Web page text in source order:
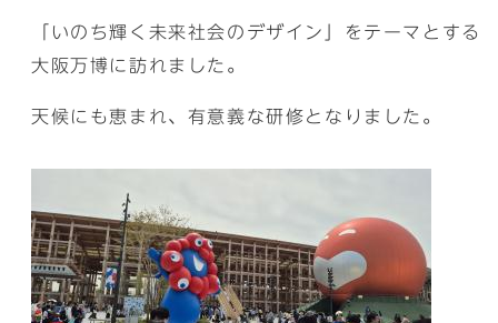
「いのち輝く未来社会のデザイン」をテーマとする
大阪万博に訪れました。
天候にも恵まれ、有意義な研修となりました。